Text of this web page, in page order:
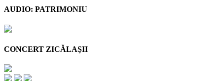
AUDIO: PATRIMONIU
CONCERT ZICĂLAŞII